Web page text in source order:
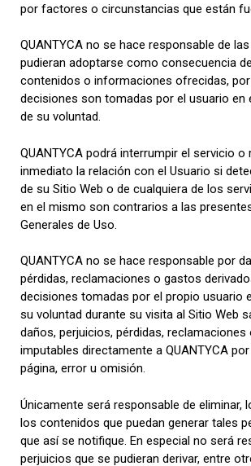
por factores o circunstancias que están
QUANTYCA no se hace responsable de
pudieran adoptarse como consecuencia
contenidos o informaciones ofrecidas,
decisiones son tomadas por el usuario en
de su voluntad.
QUANTYCA podrá interrumpir el servicio
inmediato la relación con el Usuario si
de su Sitio Web o de cualquiera de los
en el mismo son contrarios a las
Generales de Uso.
QUANTYCA no se hace responsable por
pérdidas, reclamaciones o gastos
decisiones tomadas por el propio usuario
su voluntad durante su visita al Sitio Web
daños, perjuicios, pérdidas,
imputables directamente a QUANTYCA
página, error u omisión.
Únicamente será responsable de eliminar,
los contenidos que puedan generar tales
que así se notifique. En especial no será
perjuicios que se pudieran derivar, entre